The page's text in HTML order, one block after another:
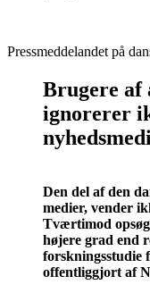
Pressmeddelandet på
Brugere af
ignorerer
Den del af den
medier, vender
Tværtimod
højere grad end
forskningsstudie
offentliggjort af